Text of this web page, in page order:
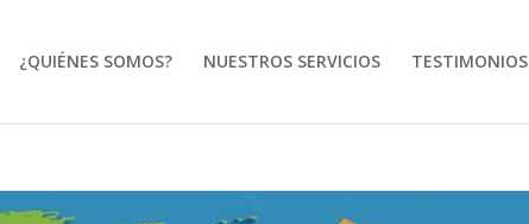
¿QUIÉNES SOMOS? NUESTROS SERVICIOS TESTIMONIOS